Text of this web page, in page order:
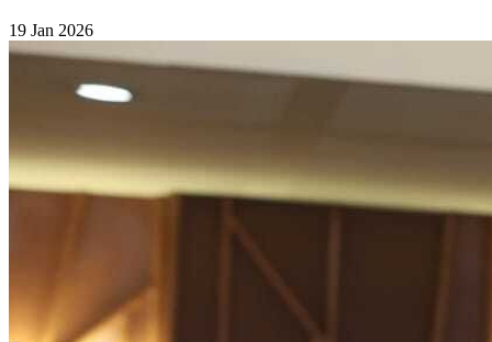
19 Jan 2026